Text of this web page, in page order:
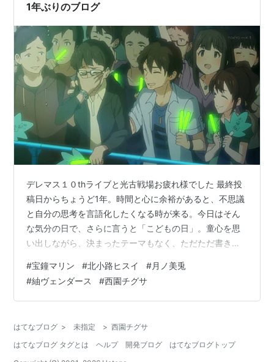
1年ぶりのブログ
デレマス１０thライブと光古戦場お疲れ様でした 最終投
稿日からちょうど1年。時間と心に余裕があると、不思議
と自分の思考を言語化したくなる時が来る。今日はそん
な気分の日で、さらに言うと「こどもの日」。童心を思
い出しながら、決まったテーマもなく、ただただ書きた
ネガティブな話題からするので、読みたくない人は飛ば
してください。 スマブラの話 仕事の話 ヘラる話 ＜１．
スマブラの話＞ 一言で言うと、スマブラの楽しみ方につ
差が激しい。楽しくなくても結局やり続けたり、やっぱ
り楽しかったりする。 基本カービィ…
#宝鐘マリン #北小路ヒスイ #月ノ美兎
#紬ヴェンダース #西園チグサ
はてなブログ > 未指定 > 西園チグサ
はてなブログ タグとは
ヘルプ 開発ブログ
はてなブログトップ